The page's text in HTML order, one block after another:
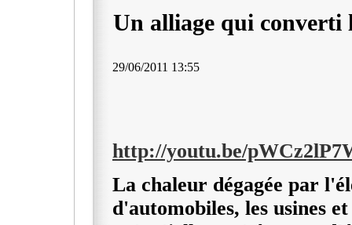
Un alliage qui converti
29/06/2011 13:55
http://youtu.be/
La chaleur dégagée par
d'automobiles, les usines